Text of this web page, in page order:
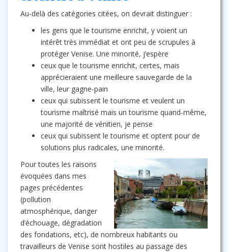
Au-delà des catégories citées, on devrait distinguer :
les gens que le tourisme enrichit, y voient un
intérêt très immédiat et ont peu de scrupules à
protéger Venise. Une minorité, j’espère
ceux que le tourisme enrichit, certes, mais
apprécieraient une meilleure sauvegarde de la
ville, leur gagne-pain
ceux qui subissent le tourisme et veulent un
tourisme maîtrisé mais un tourisme quand-même,
une majorité de vénitien, je pense
ceux qui subissent le tourisme et optent pour de
solutions plus radicales, une minorité.
Pour toutes les raisons
évoquées dans mes
pages précédentes
(pollution
atmosphérique, danger
d’échouage, dégradation
des fondations, etc), de nombreux habitants ou
travailleurs de Venise sont hostiles au passage des